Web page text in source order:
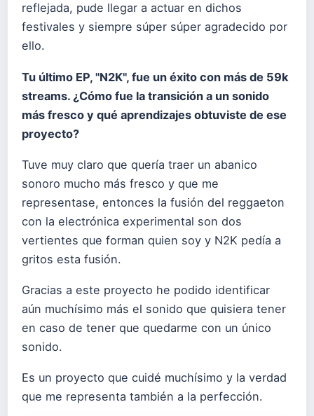
reflejada, pude llegar a actuar en dichos
festivales y siempre súper súper agradecido por
ello.
Tu último EP, "N2K", fue un éxito con más de 59k
streams. ¿Cómo fue la transición a un sonido
más fresco y qué aprendizajes obtuviste de ese
proyecto?
Tuve muy claro que quería traer un abanico
sonoro mucho más fresco y que me
representase, entonces la fusión del reggaeton
con la electrónica experimental son dos
vertientes que forman quien soy y N2K pedía a
gritos esta fusión.
Gracias a este proyecto he podido identificar
aún muchísimo más el sonido que quisiera tener
en caso de tener que quedarme con un único
sonido.
Es un proyecto que cuidé muchísimo y la verdad
que me representa también a la perfección.